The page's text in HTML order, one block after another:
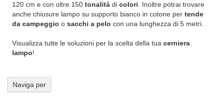
120 cm e con oltre 150 tonalità di colori . Inoltre potrai trovare
anche chiusure lampo su supporto bianco in cotone per tende
da campeggio o sacchi a pelo con una lunghezza di 5 metri.
Visualizza tutte le soluzioni per la scelta della tua cerniera
lampo!
Naviga per